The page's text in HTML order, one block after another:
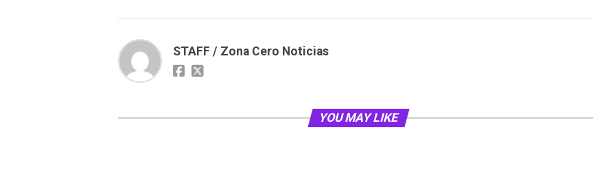
STAFF / Zona Cero Noticias
YOU MAY LIKE